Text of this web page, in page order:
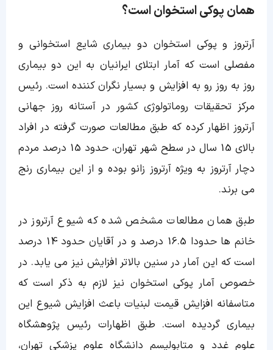
همان پوکی استخوان است؟
آرتروز و پوکی استخوان دو بیماری شایع استخوانی و
مفصلی است که آمار ابتلای ایرانیان به این دو بیماری
روز به روز رو به افزایش و بسیار نگران کننده است. رئیس
مرکز تحقیقات روماتولوژی کشور در آستانه روز جهانی
آرتروز اظهار کرده که طبق مطالعات صورت گرفته در افراد
بالای 15 سال در سطح شهر تهران، حدود 15 درصد مردم
دچار آرتروز به ویژه آرتروز زانو بوده و از این بیماری رنج
می برند.
طبق همان مطالعات مشخص شده که شیوع آرتروز در
خانم ها حدودا 16.5 درصد و در آقایان حدود 14 درصد
است که این آمار در سنین بالاتر افزایش نیز می یابد. در
خصوص آمار پوکی استخوان نیز لازم به ذکر است که
متاسفانه افزایش قیمت لبنیات باعث افزایش شیوع این
بیماری گردیده است. طبق اظهارات رئیس پژوهشگاه
علوم غدد و متابولیسم دانشگاه علوم پزشکی تهران،